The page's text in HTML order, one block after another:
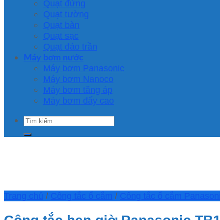
Quạt đứng
Quạt tường
Quạt bàn
Quạt sạc
Quạt đảo trần
Máy bơm nước
Máy bơm Panasonic
Máy bơm Nanoco
Máy bơm tăng áp
Máy bơm đẩy cao
Tìm
kiếm:
Trang chủ / Công tắc ổ cắm / Công tắc ổ cắm